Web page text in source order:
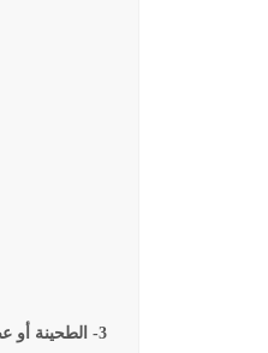
3- الطحينة أو عصر السمسم